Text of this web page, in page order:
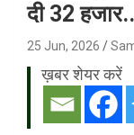
दी 32 हजार..
25 Jun, 2026
ख़बर शेयर करें